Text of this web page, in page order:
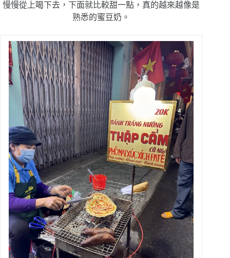
慢慢從上喝下去，下面就比較甜一點，真的越來越像是
熟悉的蜜豆奶。